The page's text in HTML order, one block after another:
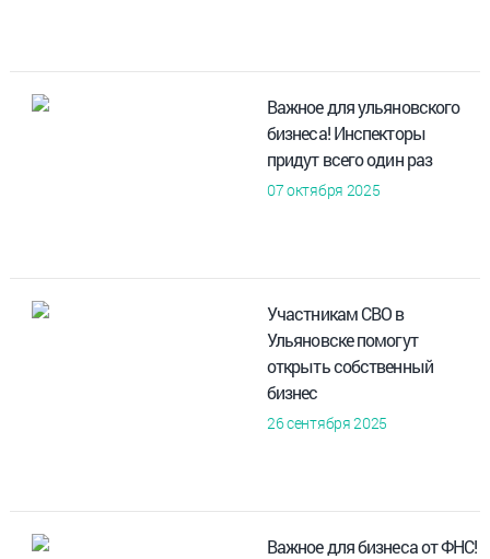
Важное для ульяновского
бизнеса! Инспекторы
придут всего один раз
07 октября 2025
Участникам СВО в
Ульяновске помогут
открыть собственный
бизнес
26 сентября 2025
Важное для бизнеса от ФНС!